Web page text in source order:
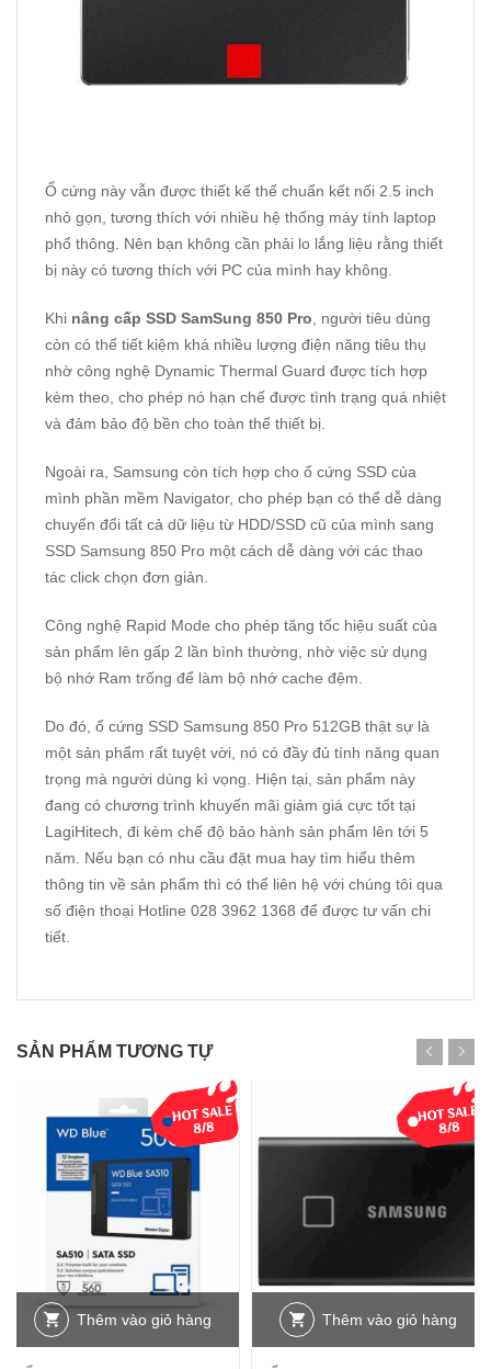
Ổ cứng này vẫn được thiết kế thế chuẩn kết nối 2.5 inch
nhỏ gọn, tương thích với nhiều hệ thống máy tính laptop
phổ thông. Nên bạn không cần phải lo lắng liệu rằng thiết
bị này có tương thích với PC của mình hay không.
Khi nâng cấp SSD SamSung 850 Pro, người tiêu dùng
còn có thể tiết kiệm khá nhiều lượng điện năng tiêu thụ
nhờ công nghệ Dynamic Thermal Guard được tích hợp
kèm theo, cho phép nó hạn chế được tình trạng quá nhiệt
và đảm bảo độ bền cho toàn thể thiết bị.
Ngoài ra, Samsung còn tích hợp cho ổ cứng SSD của
mình phần mềm Navigator, cho phép bạn có thể dễ dàng
chuyển đổi tất cả dữ liệu từ HDD/SSD cũ của mình sang
SSD Samsung 850 Pro một cách dễ dàng với các thao
tác click chọn đơn giản.
Công nghệ Rapid Mode cho phép tăng tốc hiệu suất của
sản phẩm lên gấp 2 lần bình thường, nhờ việc sử dụng
bộ nhớ Ram trống để làm bộ nhớ cache đệm.
Do đó, ổ cứng SSD Samsung 850 Pro 512GB thật sự là
một sản phẩm rất tuyệt vời, nó có đầy đủ tính năng quan
trọng mà người dùng kì vọng. Hiện tại, sản phẩm này
đang có chương trình khuyến mãi giảm giá cực tốt tại
LagiHitech, đi kèm chế độ bảo hành sản phẩm lên tới 5
năm. Nếu bạn có nhu cầu đặt mua hay tìm hiểu thêm
thông tin về sản phẩm thì có thể liên hệ với chúng tôi qua
số điện thoại Hotline 028 3962 1368 để được tư vấn chi
tiết.
SẢN PHẨM TƯƠNG TỰ
Thêm vào giỏ hàng Thêm vào giỏ hàng